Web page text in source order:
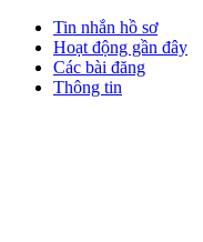
Tin nhắn hồ sơ
Hoạt động gần đây
Các bài đăng
Thông tin